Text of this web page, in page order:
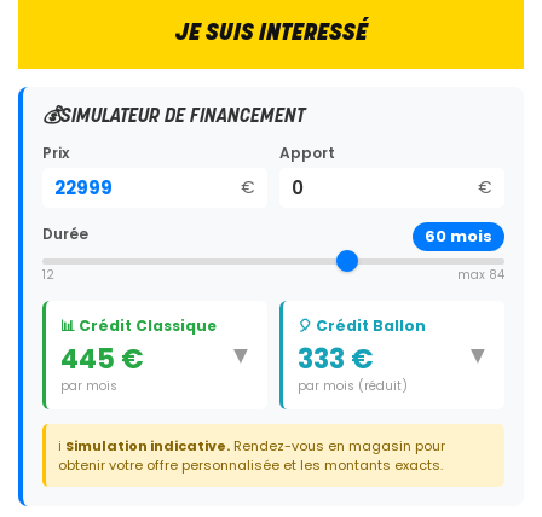
JE SUIS INTERESSÉ
💰SIMULATEUR DE FINANCEMENT
Prix
€
Apport
€
Durée 60 mois
12 max 84
📊 Crédit Classique
445 €
par mois
▼
Durée: 60 mois
🎈 Crédit Ballon
333 €
par mois (réduit)
▼
Durée:
59 mois
Dernier paiement: 8 050 €
ℹ️ Simulation indicative. Rendez-vous en magasin pour
obtenir votre offre personnalisée et les montants exacts.